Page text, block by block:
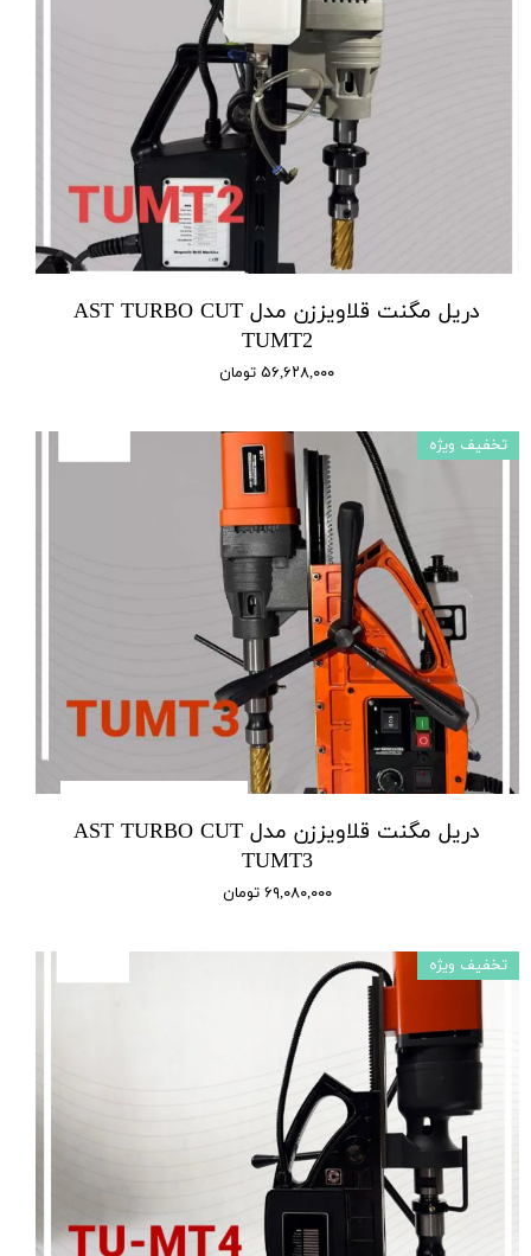
دریل مگنت قلاویززن مدل AST TURBO CUT
TUMT2
۵۶,۶۲۸,۰۰۰ تومان
دریل مگنت قلاویززن مدل AST TURBO CUT
TUMT3
۶۹,۰۸۰,۰۰۰ تومان
تخفیف ویژه
تخفیف ویژه